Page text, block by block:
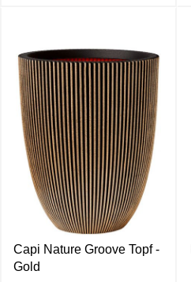
Capi Nature Groove Topf -
Gold